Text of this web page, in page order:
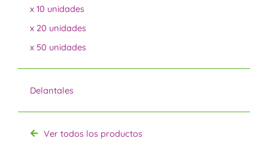
x 10 unidades
x 20 unidades
x 50 unidades
Delantales
Ver todos los productos